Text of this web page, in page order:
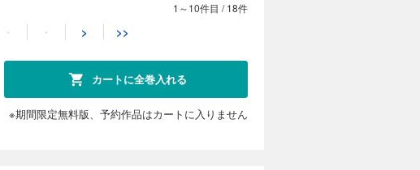
ないかと声をかけられ
。 手付金の入った
話
カートに入れる
1～10件目 /18件
・ ・ > >>
カートに全巻入れる
※期間限定無料版、予約作品はカートに入りません